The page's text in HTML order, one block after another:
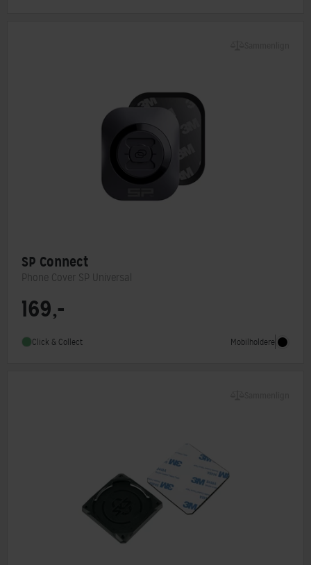
SP Connect
Phone Cover SP Universal
Monteringstype
169,-
Click & Collect Mobilholdere